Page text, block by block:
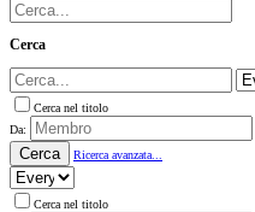
Cerca
Cerca nel titolo
Da:
Cerca Ricerca avanzata...
Cerca nel titolo